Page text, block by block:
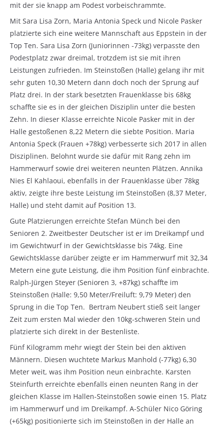
mit der sie knapp am Podest vorbeischrammte.
Mit Sara Lisa Zorn, Maria Antonia Speck und Nicole Pasker
platzierte sich eine weitere Mannschaft aus Eppstein in der
Top Ten. Sara Lisa Zorn (Juniorinnen -73kg) verpasste den
Podestplatz zwar dreimal, trotzdem ist sie mit ihren
Leistungen zufrieden. Im Steinstoßen (Halle) gelang ihr mit
sehr guten 10,30 Metern dann doch noch der Sprung auf
Platz drei. In der stark besetzten Frauenklasse bis 68kg
schaffte sie es in der gleichen Disziplin unter die besten
Zehn. In dieser Klasse erreichte Nicole Pasker mit in der
Halle gestoßenen 8,22 Metern die siebte Position. Maria
Antonia Speck (Frauen +78kg) verbesserte sich 2017 in allen
Disziplinen. Belohnt wurde sie dafür mit Rang zehn im
Hammerwurf sowie drei weiteren neunten Plätzen. Annika
Nies El Kahlaoui, ebenfalls in der Frauenklasse über 78kg
aktiv, zeigte ihre beste Leistung im Steinstoßen (8,37 Meter,
Halle) und steht damit auf Position 13.
Gute Platzierungen erreichte Stefan Münch bei den
Senioren 2. Zweitbester Deutscher ist er im Dreikampf und
im Gewichtwurf in der Gewichtsklasse bis 74kg. Eine
Gewichtsklasse darüber zeigte er im Hammerwurf mit 32,34
Metern eine gute Leistung, die ihm Position fünf einbrachte.
Ralph-Jürgen Steyer (Senioren 3, +87kg) schaffte im
Steinstoßen (Halle: 9,50 Meter/Freiluft: 9,79 Meter) den
Sprung in die Top Ten. Bertram Neubert stieß seit langer
Zeit zum ersten Mal wieder den 10kg-schweren Stein und
platzierte sich direkt in der Bestenliste.
Fünf Kilogramm mehr wiegt der Stein bei den aktiven
Männern. Diesen wuchtete Markus Manhold (-77kg) 6,30
Meter weit, was ihm Position neun einbrachte. Karsten
Steinfurth erreichte ebenfalls einen neunten Rang in der
gleichen Klasse im Hallen-Steinstoßen sowie einen 15. Platz
im Hammerwurf und im Dreikampf. A-Schüler Nico Göring
(+65kg) positionierte sich im Steinstoßen in der Halle an